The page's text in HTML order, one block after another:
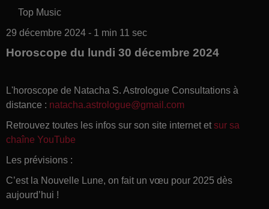
Top Music
29 décembre 2024 - 1 min 11 sec
Horoscope du lundi 30 décembre 2024
L'horoscope de Natacha S. Astrologue Consultations à
distance : natacha.astrologue@gmail.com
Retrouvez toutes les infos sur son site internet et sur sa
chaîne YouTube
Les prévisions :
C’est la Nouvelle Lune, on fait un vœu pour 2025 dès
aujourd’hui !